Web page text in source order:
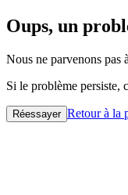
Oups, un
Nous ne parvenons pas
Si le problème persiste,
Réessayer Retour à la